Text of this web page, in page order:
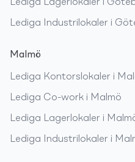
Lediga Lagerlokaler i
Lediga Industrilokaler i
Malmö
Lediga Kontorslokaler i
Lediga Co-work i Malmö
Lediga Lagerlokaler i
Lediga Industrilokaler i